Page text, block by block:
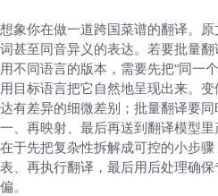
想象你在做一道跨国菜谱的翻译。
词甚至同音异义的表达。若要批量
用不同语言的版本，需要先把“同一
用目标语言把它自然地呈现出来。
达有差异的细微差别；批量翻译要
一、再映射、最后再送到翻译模型
在于先把复杂性拆解成可控的小步
表、再执行翻译，最后用后处理确
偏。